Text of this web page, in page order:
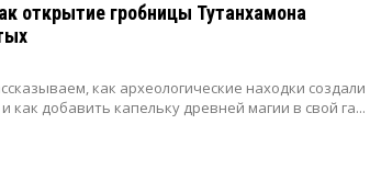
открытие гробницы Тутанхамона
как археологические находки создали
как добавить капельку древней магии в свой га...